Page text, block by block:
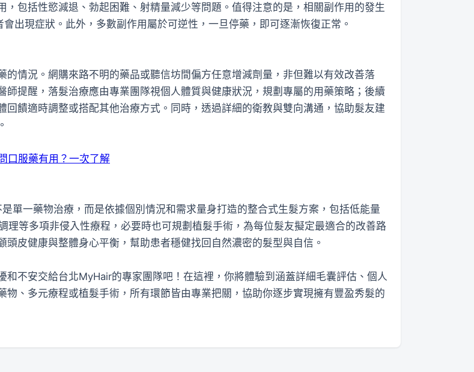
包括性慾減退、勃起困難、射精量減少等問題。值得注意的是，相關副作用的發生
出現症狀。此外，多數副作用屬於可逆性，一旦停藥，即可逐漸恢復正常。
情況。網購來路不明的藥品或聽信坊間偏方任意增減劑量，非但難以有效改善落
提醒，落髮治療應由專業團隊視個人體質與健康狀況，規劃專屬的用藥策略；後續
饋適時調整或搭配其他治療方式。同時，透過詳細的衛教與雙向溝通，協助髮友建
口服藥有用？一次了解
單一藥物治療，而是依據個別情況和需求量身打造的整合式生髮方案，包括低能量
理等多項非侵入性療程，必要時也可規劃植髮手術，為每位髮友擬定最適合的改善路
皮健康與整體身心平衡，幫助患者穩健找回自然濃密的髮型與自信。
不安交給台北MyHair的專家團隊吧！在這裡，你將體驗到涵蓋詳細毛囊評估、個人
、多元療程或植髮手術，所有環節皆由專業把關，協助你逐步實現擁有豐盈秀髮的